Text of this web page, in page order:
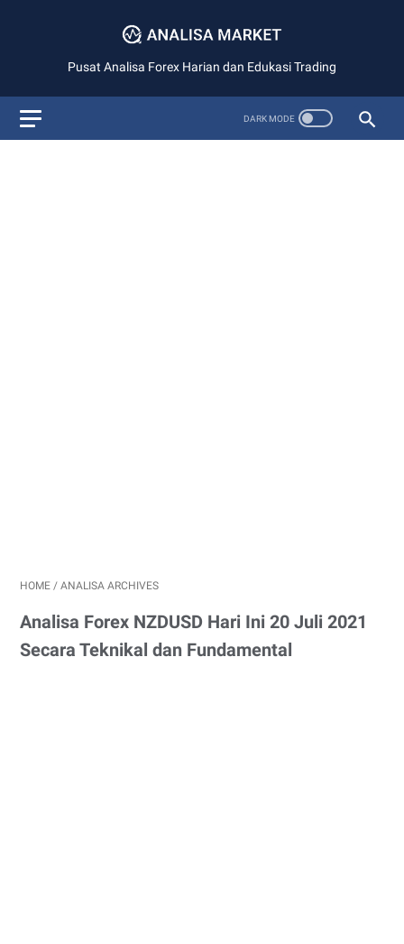
Pusat Analisa Forex Harian dan Edukasi Trading
HOME / ANALISA ARCHIVES
Analisa Forex NZDUSD Hari Ini 20 Juli 2021
Secara Teknikal dan Fundamental